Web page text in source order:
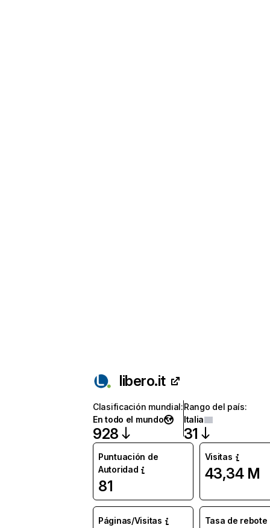
libero.it
Clasificación mundial:
En todo el mundo
928
Rango del país:
Italia
31
Puntuación de
Autoridad
81
Visitas
43,34 M
Páginas/Visitas Tasa de rebote